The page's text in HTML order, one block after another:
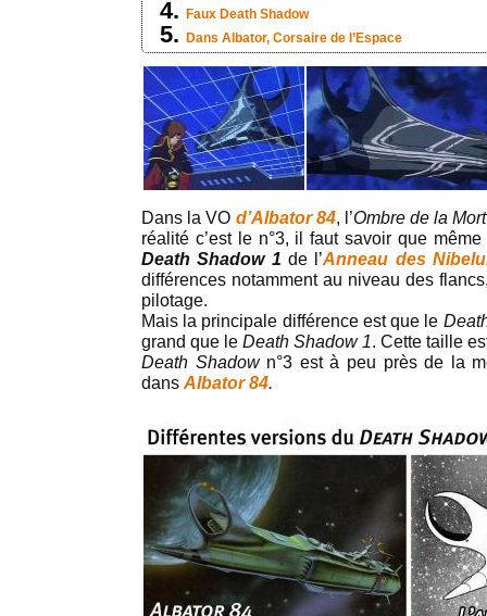
Faux Death Shadow
Dans Albator, Corsaire de l’Espace
Dans la VO d’Albator 84, l’Ombre de la Mort
réalité c’est le n°3, il faut savoir que
Death Shadow 1 de l’Anneau des
différences notamment au niveau des
pilotage.
Mais la principale différence est que le
grand que le Death Shadow 1. Cette taille
Death Shadown°3 est à peu près de la
dans Albator 84.